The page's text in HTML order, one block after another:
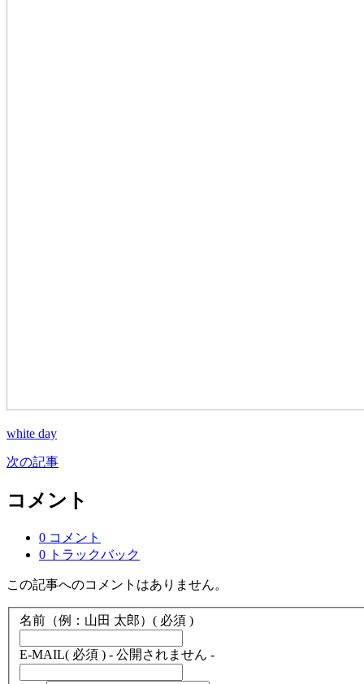
white day
次の記事
コメント
0 コメント
0 トラックバック
この記事へのコメントはありません。
名前（例：山田 太郎） ( 必須 )
E-MAIL( 必須 ) - 公開されません -